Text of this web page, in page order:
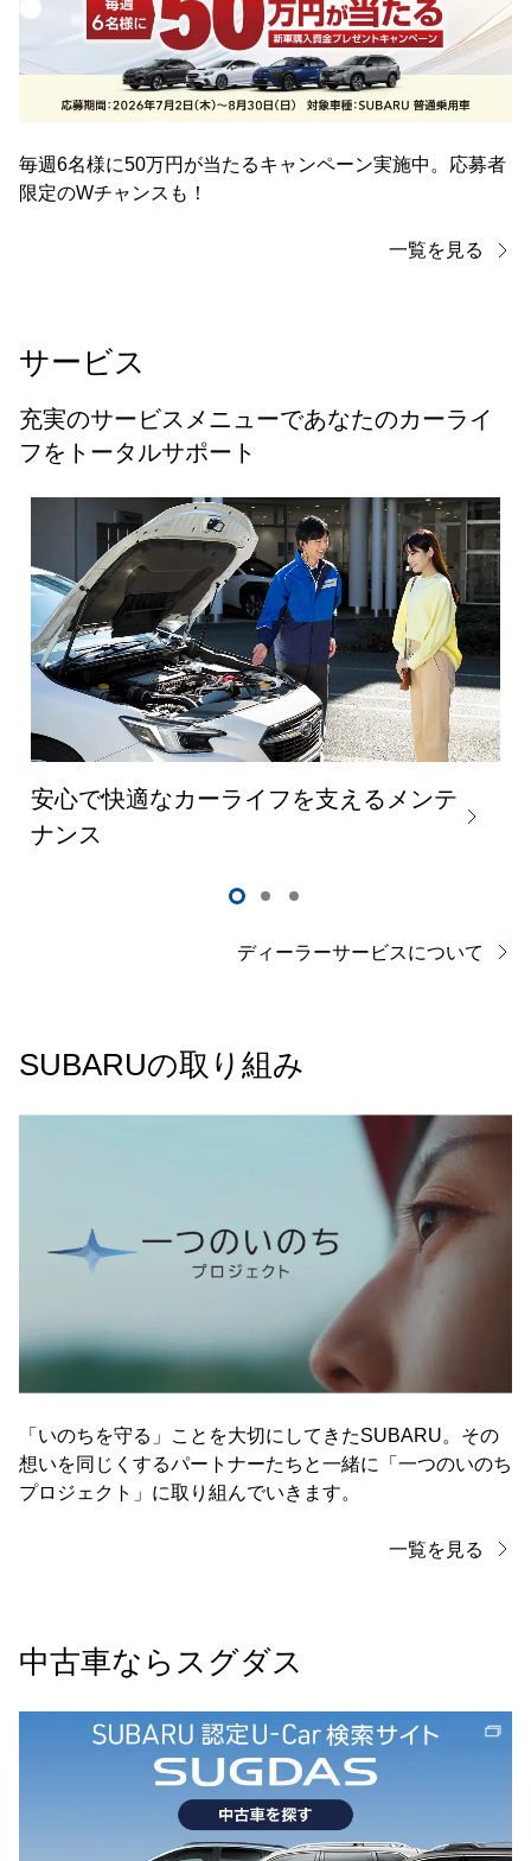
毎週6名様に50万円が当たるキャンペーン実施中。応募者
限定のWチャンスも！
一覧を見る
サービス
充実のサービスメニューであなたのカーライ
フをトータルサポート
安心で快適なカーライフを支えるメンテ
ナンス
ディーラーサービスについて
SUBARUの取り組み
「いのちを守る」ことを大切にしてきたSUBARU。その
想いを同じくするパートナーたちと一緒に「一つのいのち
プロジェクト」に取り組んでいきます。
一覧を見る
中古車ならスグダス